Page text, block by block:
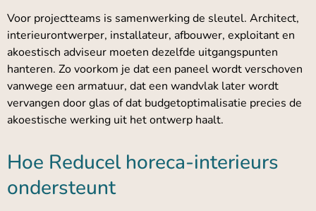
Voor projectteams is samenwerking de sleutel. Architect,
interieurontwerper, installateur, afbouwer, exploitant en
akoestisch adviseur moeten dezelfde uitgangspunten
hanteren. Zo voorkom je dat een paneel wordt verschoven
vanwege een armatuur, dat een wandvlak later wordt
vervangen door glas of dat budgetoptimalisatie precies de
akoestische werking uit het ontwerp haalt.
Hoe Reducel horeca-interieurs
ondersteunt